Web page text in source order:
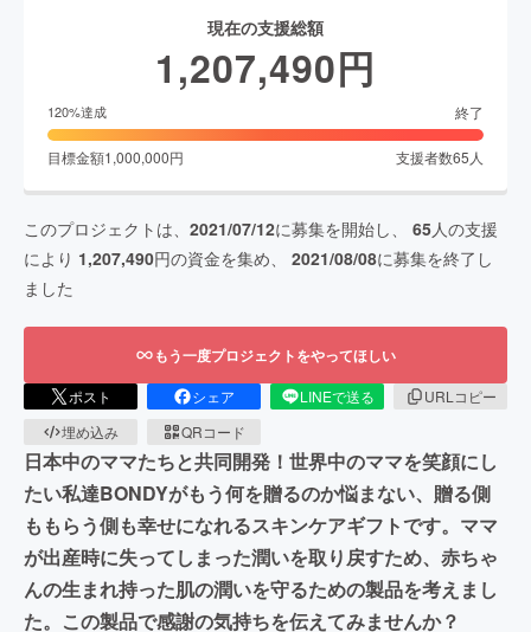
現在の支援総額
1,207,490円
120%達成 終了
目標金額1,000,000円 支援者数65 人
このプロジェクトは、 2021/07/12に募集を開始し、 65人の支援
により 1,207,490円の資金を集め、 2021/08/08に募集を終了し
ました
もう一度プロジェクトをやってほしい
ポスト シェア LINEで送る
URLコピー
埋め込み
QRコード
日本中のママたちと共同開発！世界中のママを笑顔にし
たい私達BONDYがもう何を贈るのか悩まない、贈る側
ももらう側も幸せになれるスキンケアギフトです。ママ
が出産時に失ってしまった潤いを取り戻すため、赤ちゃ
んの生まれ持った肌の潤いを守るための製品を考えまし
た。この製品で感謝の気持ちを伝えてみませんか？